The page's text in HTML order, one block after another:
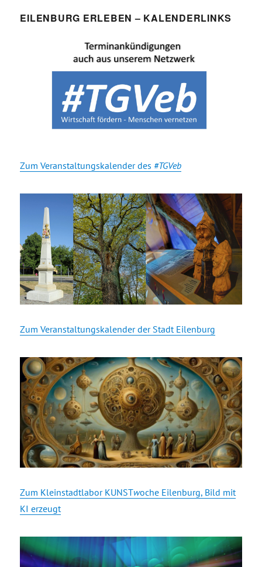
EILENBURG ERLEBEN – KALENDERLINKS
Zum Veranstaltungskalender des #TGVeb
Zum Veranstaltungskalender der Stadt Eilenburg
Zum Kleinstadtlabor KUNSTwoche Eilenburg, Bild mit
KI erzeugt